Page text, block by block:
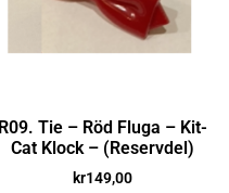
R09. Tie – Röd Fluga – Kit-
Cat Klock – (Reservdel)
kr149,00